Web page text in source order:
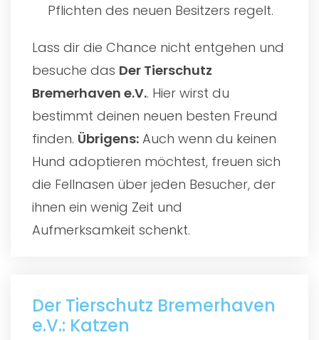
Pflichten des neuen Besitzers regelt.
Lass dir die Chance nicht entgehen und
besuche das Der Tierschutz
Bremerhaven e.V.. Hier wirst du
bestimmt deinen neuen besten Freund
finden. Übrigens: Auch wenn du keinen
Hund adoptieren möchtest, freuen sich
die Fellnasen über jeden Besucher, der
ihnen ein wenig Zeit und
Aufmerksamkeit schenkt.
Der Tierschutz Bremerhaven
e.V.: Katzen